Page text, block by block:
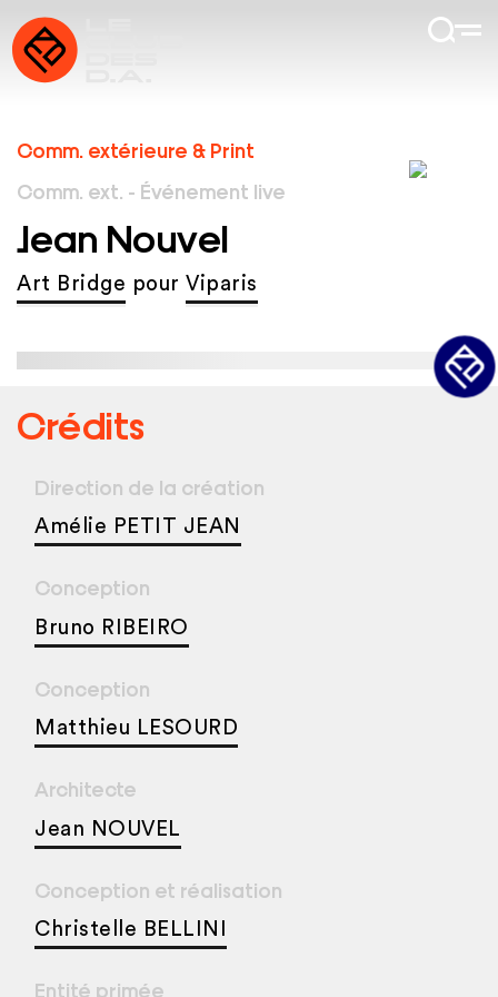
Comm. extérieure & Print
Comm. ext. - Événement live
Jean Nouvel
Art Bridge pour Viparis
Crédits
Direction de la création
Amélie PETIT JEAN
Conception
Bruno RIBEIRO
Conception
Matthieu LESOURD
Architecte
Jean NOUVEL
Conception et réalisation
Christelle BELLINI
Entité primée